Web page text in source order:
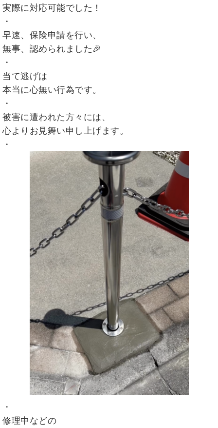
実際に対応可能でした！
・
早速、保険申請を行い、
無事、認められました🎉
・
当て逃げは
本当に心無い行為です。
・
被害に遭われた方々には、
心よりお見舞い申し上げます。
・
・
修理中などの